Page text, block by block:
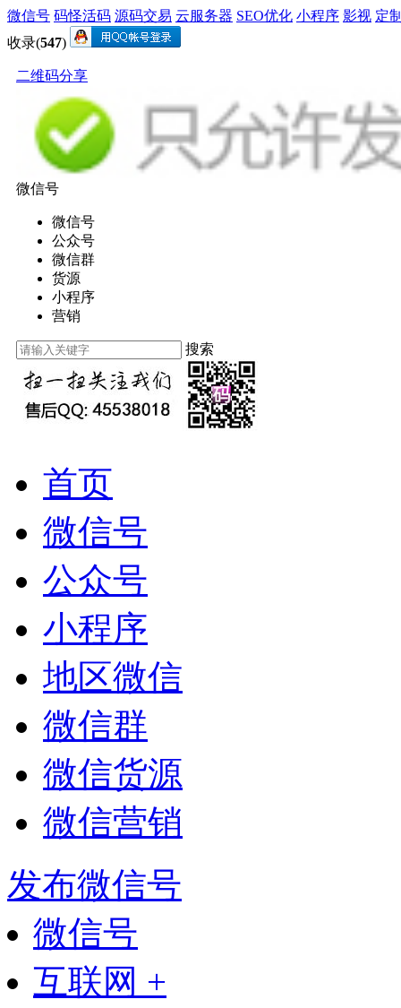
微信号 码怪活码 源码交易 云服务器 SEO优化 小程序 影视 定
收录(547)
二维码分享
微信号
微信号
公众号
微信群
货源
小程序
营销
搜索
首页
微信号
公众号
小程序
地区微信
微信群
微信货源
微信营销
发布微信号
微信号
互联网 +